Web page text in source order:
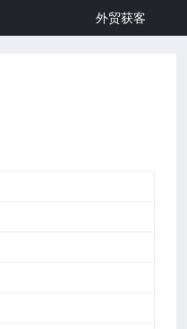
外贸获客